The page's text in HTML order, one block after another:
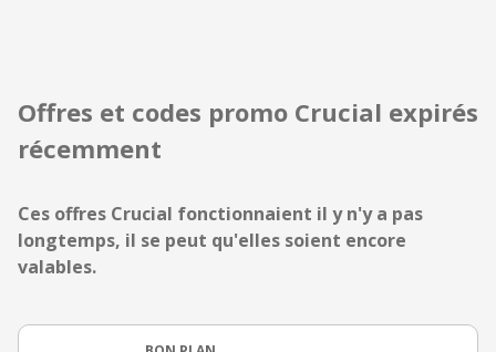
Offres et codes promo Crucial expirés
récemment
Ces offres Crucial fonctionnaient il y n'y a pas
longtemps, il se peut qu'elles soient encore
valables.